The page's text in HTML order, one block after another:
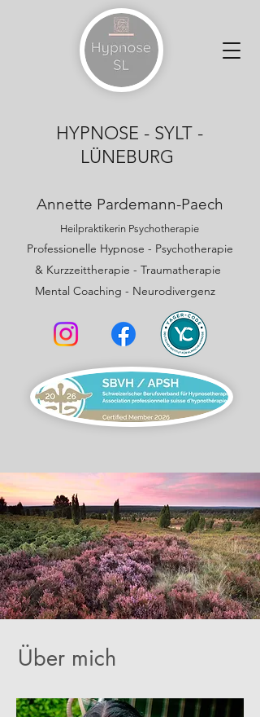
HYPNOSE - SYLT -
LÜNEBURG
Annette Pardemann-Paech
Heilpraktikerin Psychotherapie
Professionelle Hypnose - Psychotherapie
& Kurzzeittherapie - Traumatherapie
Mental Coaching - Neurodivergenz
Über mich